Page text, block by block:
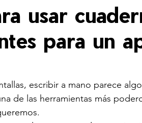
usar
para un
escribir a mano parece
de las herramientas más